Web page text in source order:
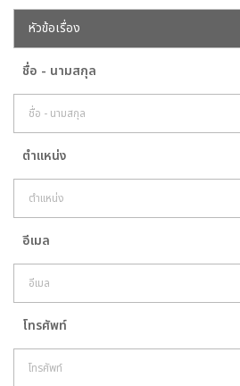
หัวข้อเรื่อง
ชื่อ - นามสกุล
ตำแหน่ง
อีเมล
โทรศัพท์